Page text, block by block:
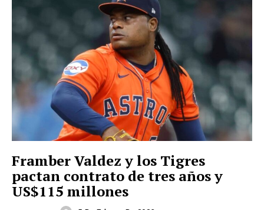
Framber Valdez y los Tigres
pactan contrato de tres años y
US$115 millones